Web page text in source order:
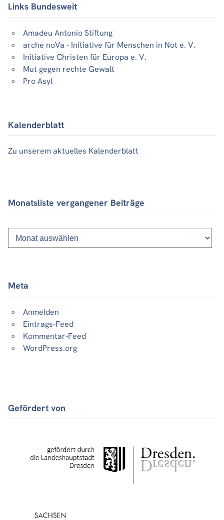
Links Bundesweit
Amadeu Antonio Stiftung
arche noVa - Initiative für Menschen in Not e. V.
Initiative Christen für Europa e. V.
Mut gegen rechte Gewalt
Pro Asyl
Kalenderblatt
Zu unserem aktuelles Kalenderblatt
Monatsliste vergangener Beiträge
Monatsliste
vergangener
Beiträge
Meta
Anmelden
Eintrags-Feed
Kommentar-Feed
WordPress.org
Gefördert von